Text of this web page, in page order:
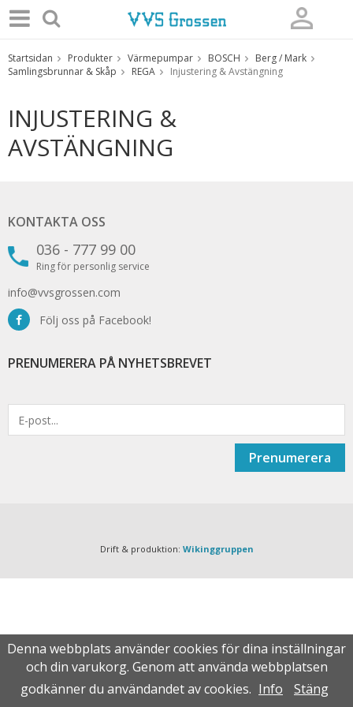
Produkten har blivit tillagd i varukorgen
Startsidan Produkter Värmepumpar BOSCH
Berg / Mark
Samlingsbrunnar & Skåp
REGA Injustering & Avstängning
INJUSTERING &
AVSTÄNGNING
KONTAKTA OSS
036 - 777 99 00
Ring för personlig service
info@vvsgrossen.com
Följ oss på Facebook!
PRENUMERERA PÅ NYHETSBREVET
Prenumerera
Drift & produktion: Wikinggruppen
Denna webbplats använder cookies för dina inställningar
och din varukorg. Genom att använda webbplatsen
godkänner du användandet av cookies. Info Stäng